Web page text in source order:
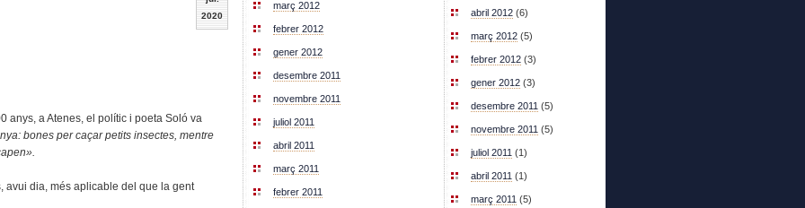
2020
anys, a Atenes, el polític i poeta Soló va
bones per caçar petits insectes, mentre
avui dia, més aplicable del que la gent
març 2012
febrer 2012
gener 2012
desembre 2011
novembre 2011
juliol 2011
abril 2011
març 2011
febrer 2011
abril 2012 (6)
març 2012 (5)
febrer 2012 (3)
gener 2012 (3)
desembre 2011 (5)
novembre 2011 (5)
juliol 2011 (1)
abril 2011 (1)
març 2011 (5)